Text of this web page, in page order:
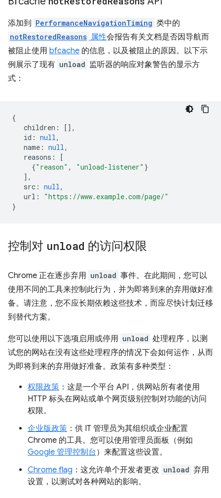
添加到 PerformanceNavigationTiming 类中的
notRestoredReasons 属性会报告有关文档是否因导航而
被阻止使用 bfcache 的信息，以及被阻止的原因。以下示
例展示了现有 unload 监听器的响应对象警告的显示方
式：
{
children :
[],
id : null,
name : null,
reasons :
[
{"reason" , "unload-listener" }
],
src : null,
url :
"https://www.example.com/page/"
}
控制对 unload 的访问权限
Chrome 正在逐步弃用 unload 事件。在此期间，您可以
使用不同的工具来控制此行为，并为即将到来的弃用做好准
备。请注意，您不应长期依赖这些技术，而应尽快计划迁移
到替代方案。
您可以使用以下选项启用或停用 unload 处理程序，以测
试您的网站在没有这些处理程序的情况下会如何运作，从而
为即将到来的弃用做好准备。政策有多种类型：
权限政策 ：这是一个平台 API，供网站所有者使用
HTTP 标头在网站或单个网页级别控制对功能的访问
权限。
企业版政策 ：供 IT 管理员为其组织或企业配置
Chrome 的工具。您可以使用管理员面板（例如
Google 管理控制台 ）来配置这些设置。
Chrome flag ：这允许单个开发者更改 unload 弃用
设置，以测试对各种网站的影响。